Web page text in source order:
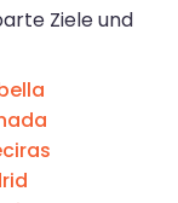
Ziele und